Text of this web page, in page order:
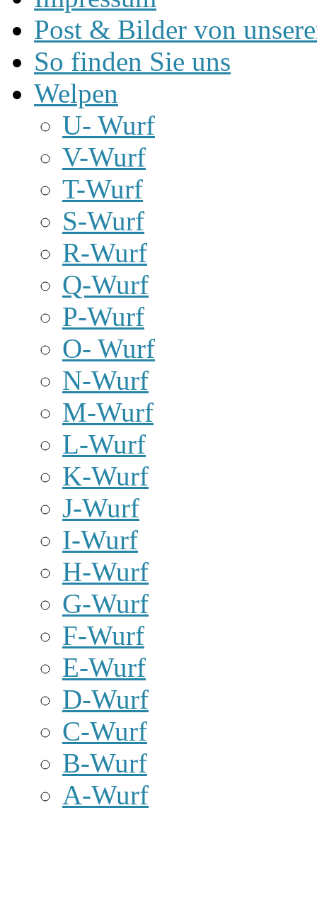
Post & Bilder von
So finden Sie uns
Welpen
U- Wurf
V-Wurf
T-Wurf
S-Wurf
R-Wurf
Q-Wurf
P-Wurf
O- Wurf
N-Wurf
M-Wurf
L-Wurf
K-Wurf
J-Wurf
I-Wurf
H-Wurf
G-Wurf
F-Wurf
E-Wurf
D-Wurf
C-Wurf
B-Wurf
A-Wurf